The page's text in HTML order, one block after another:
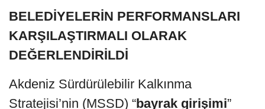
BELEDİYELERİN PERFORMANSLARI
KARŞILAŞTIRMALI OLARAK
DEĞERLENDİRİLDİ
Akdeniz Sürdürülebilir Kalkınma
Stratejisi’nin (MSSD) “bayrak girişimi”